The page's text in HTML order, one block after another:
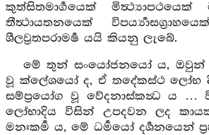
කුත්සිතමාර්‍ගයෙක් මිත්‍ථ්‍යාපථයෙක්
තීත්‍ථායතනයෙක්
ශීලව්‍රතපරාමර්‍ෂ යයි කියනු ලැබේ.
මේ තුන් සංයෝජනයෝ ය, ඔවුන්
වූ ක්ලේශයෝ ද, ඒ තදේකස්ථ ලෝභ
සම්ප්‍රයෝග වූ වේදනාස්කන්‍ධ ය …
ලෝභාදිය විසින් උපදවන ලද
මනඃකර්‍ම ය, මේ ධර්‍මයෝ දර්‍ශනයෙන්